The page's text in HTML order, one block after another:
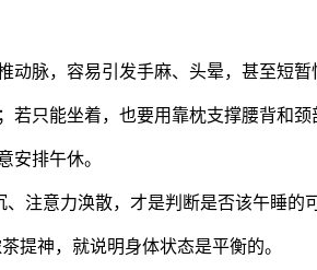
脉，容易引发手麻、头晕，甚至短暂
只能坐着，也要用靠枕支撑腰背和颈
安排午休。
注意力涣散，才是判断是否该午睡的
提神，就说明身体状态是平衡的。